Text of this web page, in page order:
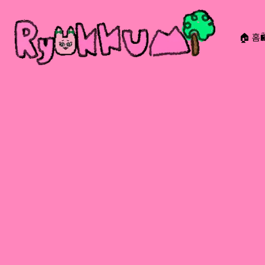
RYOKKUMi 🏠 홈